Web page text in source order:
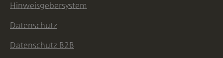
Hinweisgebersystem
Datenschutz
Datenschutz B2B